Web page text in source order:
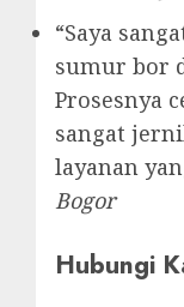
“Saya
sumur bor
Prosesnya
sangat
layanan
Bogor
Hubungi